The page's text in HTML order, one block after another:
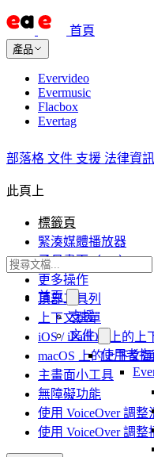
首頁
產品
Evervideo
Evermusic
Flacbox
Evertag
部落格 文件 支援 法律資訊
首頁
支援
文件
使用者指
此頁上
標籤頁
緊湊媒體播放器
子母畫面（PiP）
更多操作
頂部工具列
上下文選單
iOS / iPadOS 上的上
macOS 上的上下文
主畫面小工具
無障礙功能
使用 VoiceOver 調整
使用 VoiceOver 調